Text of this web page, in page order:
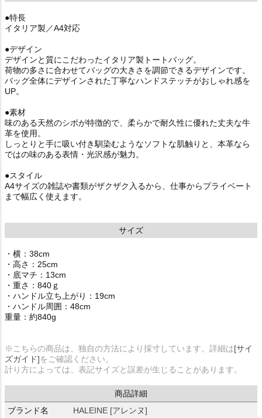
●特長
イタリア製／A4対応
●デザイン
デザインと質にこだわったイタリア製トートバッグ。
荷物の多さに合わせてバッグの大きさを調節できるデザインです。
バッグ全体にデザインされた丁寧なハンドステッチがおしゃれ感を
UP。
●素材
味のある天然のシボが特徴的で、柔らかで耐久性に優れた丈夫な牛
革を使用。
しっとりと手に吸い付き馴染むようなソフトな肌触りと、本革なら
ではの味のある表情・光沢感が魅力。
●スタイル
A4サイズの雑誌や書類がザクザク入るから、仕事からプライベート
まで幅広く使えます。
サイズ
・横：38cm
・高さ：25cm
・底マチ：13cm
・重さ：840ｇ
・ハンドル立ち上がり：19cm
・ハンドル周囲：48cm
重量：約840g
※こちらの商品は、独自の方法により採寸しています。詳細は[サイ
ズガイド]をご確認ください。
計り方によっては、表記サイズと誤差が生じることがあります。
商品詳細
ブランド名
HALEINE [アレンヌ]